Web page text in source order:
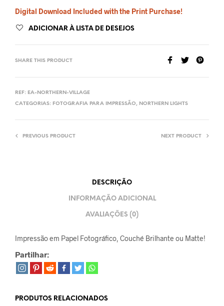
Digital Download Included with the Print Purchase!
ADICIONAR À LISTA DE DESEJOS
SHARE THIS PRODUCT
REF: EA-NORTHERN-VILLAGE
CATEGORIAS: FOTOGRAFIA PARA IMPRESSÃO, NORTHERN LIGHTS
PREVIOUS PRODUCT NEXT PRODUCT
DESCRIÇÃO
INFORMAÇÃO ADICIONAL
AVALIAÇÕES (0)
Impressão em Papel Fotográfico, Couché Brilhante ou Matte!
Partilhar:
PRODUTOS RELACIONADOS